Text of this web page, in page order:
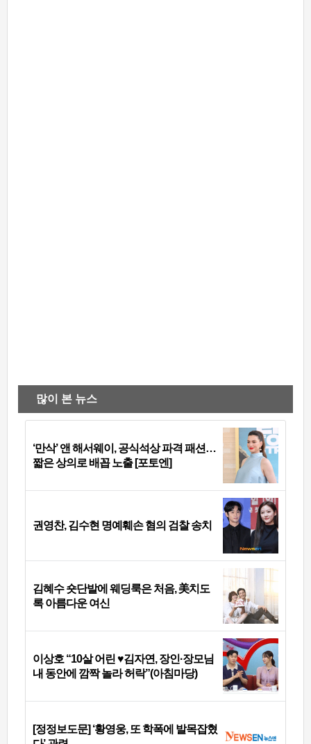
많이 본 뉴스
‘만삭’ 앤 해서웨이, 공식석상 파격 패션…
짧은 상의로 배꼽 노출 [포토엔]
권영찬, 김수현 명예훼손 혐의 검찰 송치
김혜수 숏단발에 웨딩룩은 처음, 美치도
록 아름다운 여신
이상호 “10살 어린 ♥김자연, 장인·장모님
내 동안에 깜짝 놀라 허락”(아침마당)
[정정보도문] ‘황영웅, 또 학폭에 발목잡혔